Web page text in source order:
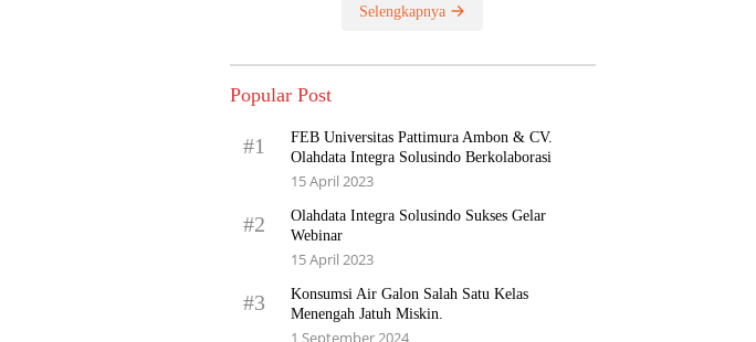
Selengkapnya
Popular Post
#1
FEB Universitas Pattimura Ambon & CV.
Olahdata Integra Solusindo Berkolaborasi
15 April 2023
#2
Olahdata Integra Solusindo Sukses Gelar
Webinar
15 April 2023
#3
Konsumsi Air Galon Salah Satu Kelas
Menengah Jatuh Miskin.
1 September 2024